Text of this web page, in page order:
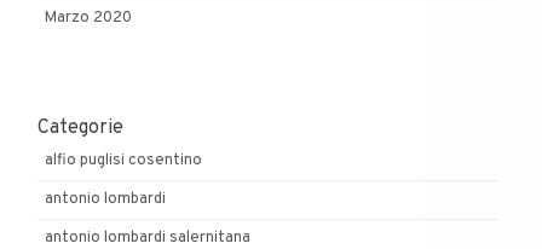
Marzo 2020
Categorie
alfio puglisi cosentino
antonio lombardi
antonio lombardi salernitana